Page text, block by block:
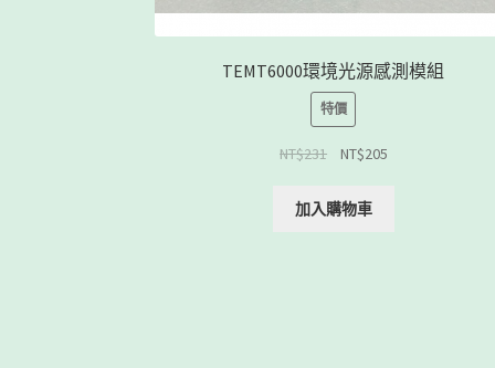
TEMT6000環境光源感測模組
特價
NT$231 NT$205
加入購物車